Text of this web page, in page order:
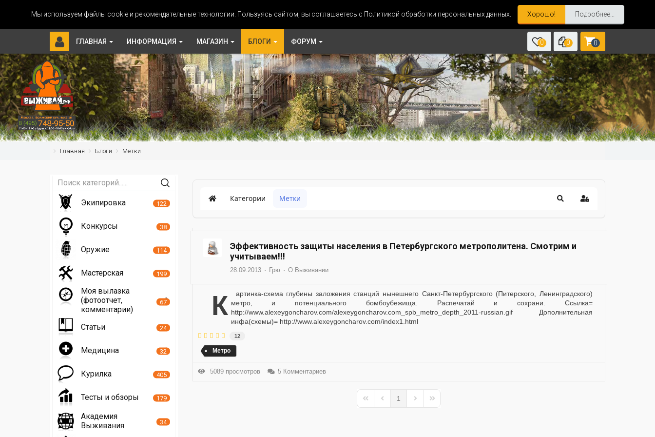
Мы используем файлы cookie и рекомендательные технологии. Пользуясь сайтом, вы соглашаетесь с Политикой обработки персональных данных. Хорошо! Подробнее...
ГЛАВНАЯ ИНФОРМАЦИЯ МАГАЗИН БЛОГИ ФОРУМ 0 0 0
Главная Блоги Метки
Категории Метки
Эффективность защиты населения в Петербургского метрополитена. Смотрим и
учитываем!!!
28.09.2013 Грю О Выживании
Картинка-схема глубины заложения станций нынешнего Санкт-Петербургского (Питерского, Ленинградского) метро, и потенциального бомбоубежища. Распечатай и сохрани. Ссылка=
http://www.alexeygoncharov.com/alexeygoncharov.com_spb_metro_depth_2011-russian.gif Дополнительная
инфа(схемы)= http://www.alexeygoncharov.com/index1.html
12
Метро
5089 просмотров 5 Комментариев
First PagePrevious Page
1
Next PageLast Page
Экипировка 122
Конкурсы 38
Оружие 114
Мастерская 199
Моя вылазка
(фотоотчет,
комментарии)
67
Статьи 24
Медицина 32
Курилка 405
Тесты и обзоры 179
Академия
Выживания
34